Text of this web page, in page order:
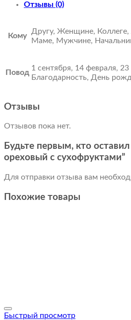
Отзывы (0)
Кому
Другу, Женщине,
Маме, Мужчине,
Повод
1 сентября, 14 февраля, 23
Благодарность, День
Отзывы
Отзывов пока нет.
Будьте первым, кто
ореховый с сухофруктами”
Для отправки отзыва вам
Похожие товары
Быстрый просмотр